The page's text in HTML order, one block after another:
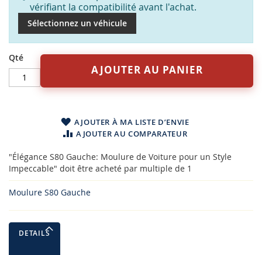
vérifiant la compatibilité avant l'achat.
Sélectionnez un véhicule
Qté
AJOUTER AU PANIER
AJOUTER À MA LISTE D’ENVIE
AJOUTER AU COMPARATEUR
"Élégance S80 Gauche: Moulure de Voiture pour un Style
Impeccable" doit être acheté par multiple de 1
Moulure S80 Gauche
DETAILS